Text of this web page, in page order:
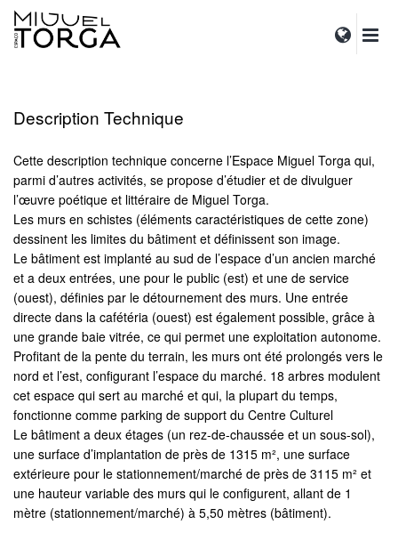
Description Technique
Cette description technique concerne l’Espace Miguel Torga qui,
parmi d’autres activités, se propose d’étudier et de divulguer
l’œuvre poétique et littéraire de Miguel Torga.
Les murs en schistes (éléments caractéristiques de cette zone)
dessinent les limites du bâtiment et définissent son image.
Le bâtiment est implanté au sud de l’espace d’un ancien marché
et a deux entrées, une pour le public (est) et une de service
(ouest), définies par le détournement des murs. Une entrée
directe dans la cafétéria (ouest) est également possible, grâce à
une grande baie vitrée, ce qui permet une exploitation autonome.
Profitant de la pente du terrain, les murs ont été prolongés vers le
nord et l’est, configurant l’espace du marché. 18 arbres modulent
cet espace qui sert au marché et qui, la plupart du temps,
fonctionne comme parking de support du Centre Culturel
Le bâtiment a deux étages (un rez-de-chaussée et un sous-sol),
une surface d’implantation de près de 1315 m², une surface
extérieure pour le stationnement/marché de près de 3115 m² et
une hauteur variable des murs qui le configurent, allant de 1
mètre (stationnement/marché) à 5,50 mètres (bâtiment).